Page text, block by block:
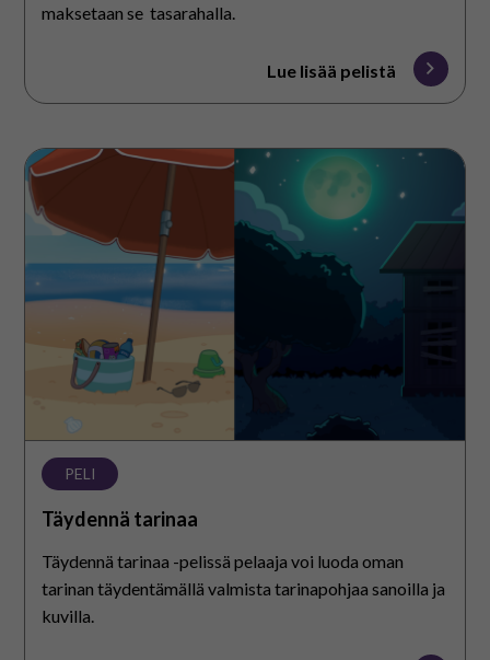
maksetaan se tasarahalla.
Lue lisää pelistä
Täydennä
tarinaa
PELI
Täydennä tarinaa
Täydennä tarinaa -pelissä pelaaja voi luoda oman
tarinan täydentämällä valmista tarinapohjaa sanoilla ja
kuvilla.